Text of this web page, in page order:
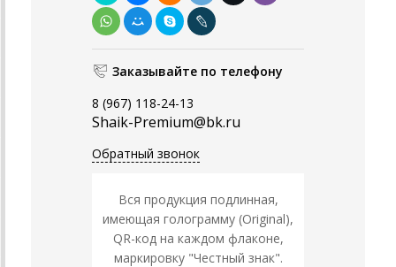
Заказывайте по телефону
8 (967) 118-24-13
Shaik-Premium@bk.ru
Обратный звонок
Вся продукция подлинная,
имеющая голограмму (Original),
QR-код на каждом флаконе,
маркировку "Честный знак".